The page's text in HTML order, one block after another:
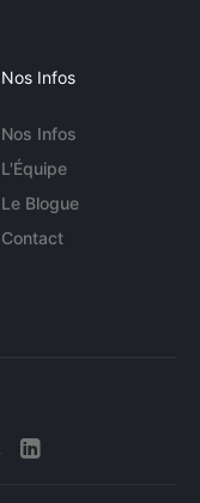
Nos Infos
Nos Infos
L'Équipe
Le Blogue
Contact